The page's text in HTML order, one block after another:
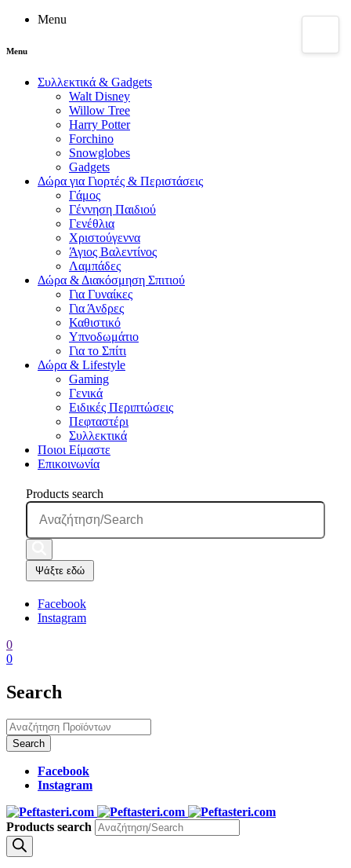
Menu
Menu
Συλλεκτικά & Gadgets
Walt Disney
Willow Tree
Harry Potter
Forchino
Snowglobes
Gadgets
Δώρα για Γιορτές & Περιστάσεις
Γάμος
Γέννηση Παιδιού
Γενέθλια
Χριστούγεννα
Άγιος Βαλεντίνος
Λαμπάδες
Δώρα & Διακόσμηση Σπιτιού
Για Γυναίκες
Για Άνδρες
Καθιστικό
Υπνοδωμάτιο
Για το Σπίτι
Δώρα & Lifestyle
Gaming
Γενικά
Ειδικές Περιπτώσεις
Πεφταστέρι
Συλλεκτικά
Ποιοι Είμαστε
Επικοινωνία
Products search
Ψάξτε εδώ
Facebook
Instagram
0
0
Search
Facebook
Instagram
Products search